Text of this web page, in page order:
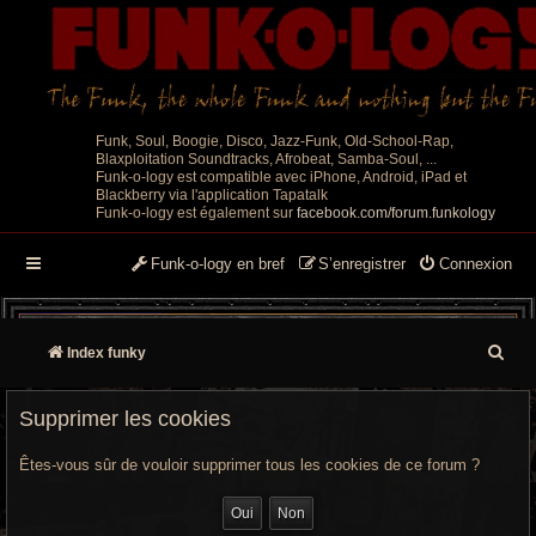
Funk, Soul, Boogie, Disco, Jazz-Funk, Old-School-Rap,
Blaxploitation Soundtracks, Afrobeat, Samba-Soul, ...
Funk-o-logy est compatible avec iPhone, Android, iPad et
Blackberry via l'application Tapatalk
Funk-o-logy est également sur facebook.com/forum.funkology
Connexion
S’enregistrer
Funk-o-logy en bref
Index funky
e
Supprimer les cookies
Êtes-vous sûr de vouloir supprimer tous les cookies de ce forum ?